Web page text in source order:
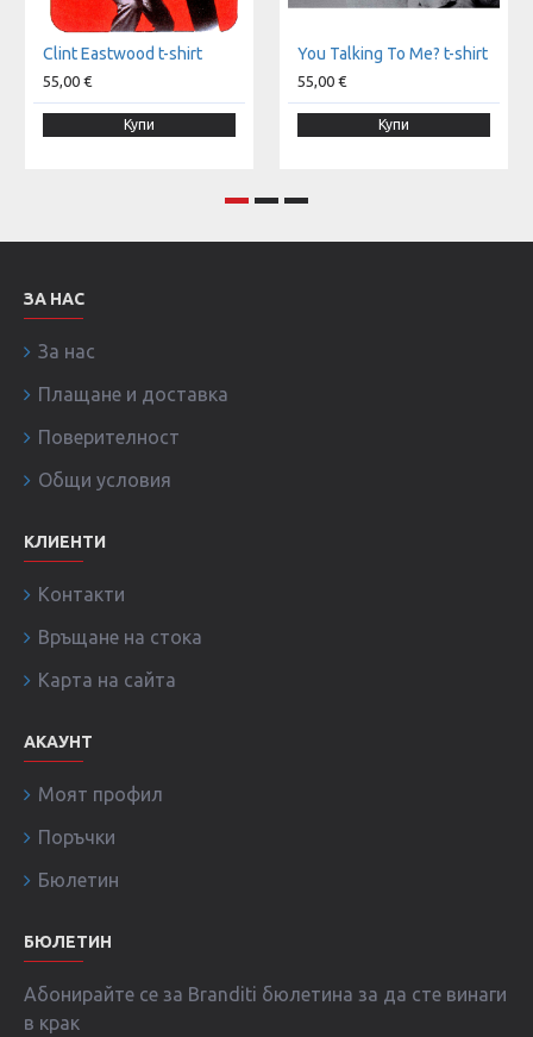
Clint Eastwood t-shirt
55,00 €
Купи
You Talking To Me? t-shirt
55,00 €
Купи
ЗА НАС
За нас
Плащане и доставка
Поверителност
Общи условия
КЛИЕНТИ
Контакти
Връщане на стока
Карта на сайта
АКАУНТ
Моят профил
Поръчки
Бюлетин
БЮЛЕТИН
Абонирайте се за Branditi бюлетина за да сте винаги
в крак